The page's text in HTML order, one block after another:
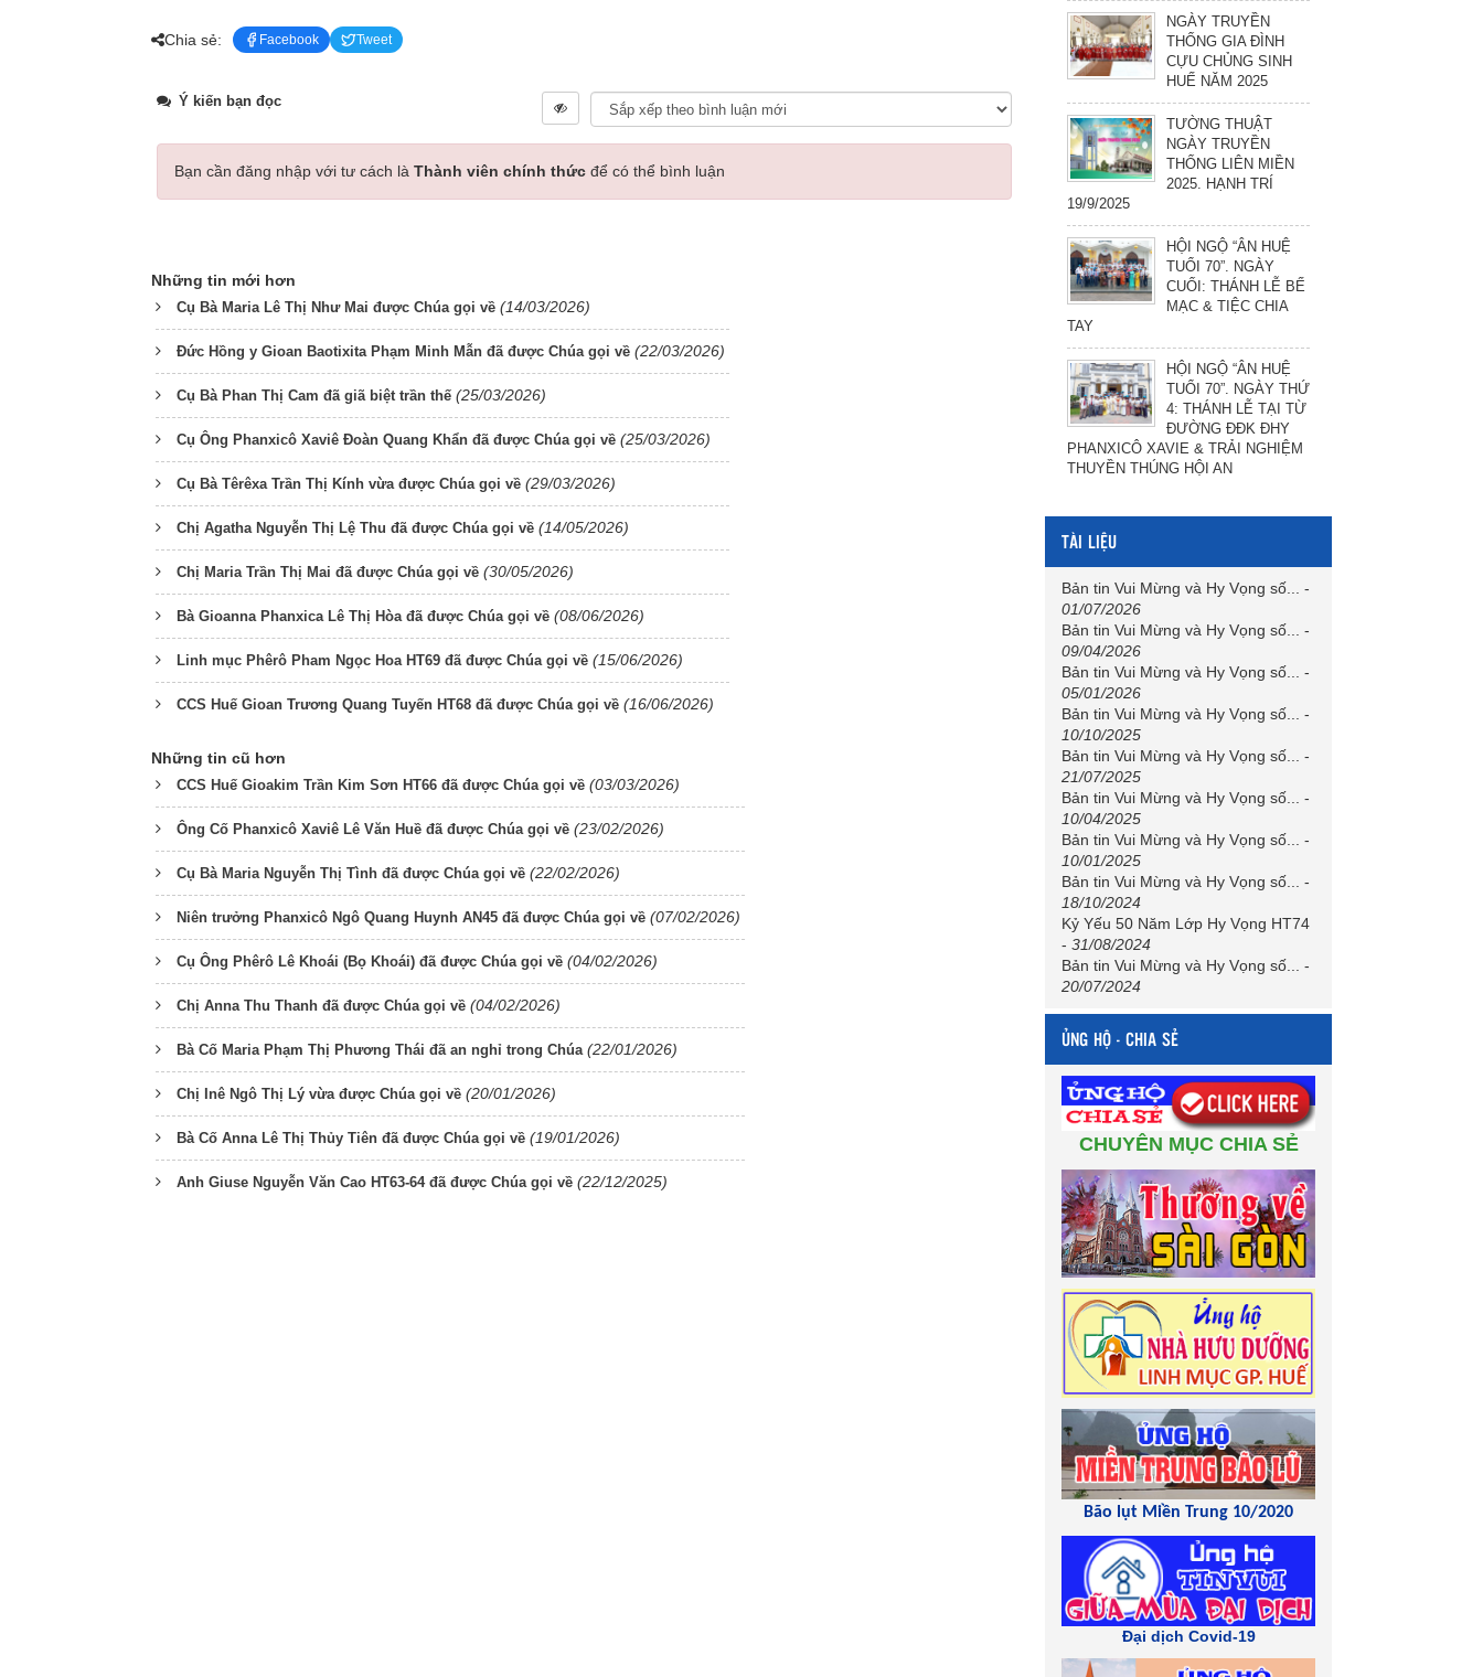
Chia sẻ: Facebook Tweet
Ý kiến bạn đọc
Bạn cần đăng nhập với tư cách là Thành viên chính thức để có thể bình luận
Những tin mới hơn
Cụ Bà Maria Lê Thị Như Mai được Chúa gọi về (14/03/2026)
Đức Hồng y Gioan Baotixita Phạm Minh Mẫn đã được Chúa gọi về (22/03/2026)
Cụ Bà Phan Thị Cam đã giã biệt trần thế (25/03/2026)
Cụ Ông Phanxicô Xaviê Đoàn Quang Khẩn đã được Chúa gọi về (25/03/2026)
Cụ Bà Têrêxa Trần Thị Kính vừa được Chúa gọi về (29/03/2026)
Chị Agatha Nguyễn Thị Lệ Thu đã được Chúa gọi về (14/05/2026)
Chị Maria Trần Thị Mai đã được Chúa gọi về (30/05/2026)
Bà Gioanna Phanxica Lê Thị Hòa đã được Chúa gọi về (08/06/2026)
Linh mục Phêrô Pham Ngọc Hoa HT69 đã được Chúa gọi về (15/06/2026)
CCS Huế Gioan Trương Quang Tuyến HT68 đã được Chúa gọi về (16/06/2026)
Những tin cũ hơn
CCS Huế Gioakim Trần Kim Sơn HT66 đã được Chúa gọi về (03/03/2026)
Ông Cố Phanxicô Xaviê Lê Văn Huề đã được Chúa gọi về (23/02/2026)
Cụ Bà Maria Nguyễn Thị Tình đã được Chúa gọi về (22/02/2026)
Niên trưởng Phanxicô Ngô Quang Huynh AN45 đã được Chúa gọi về (07/02/2026)
Cụ Ông Phêrô Lê Khoái (Bọ Khoái) đã được Chúa gọi về (04/02/2026)
Chị Anna Thu Thanh đã được Chúa gọi về (04/02/2026)
Bà Cố Maria Phạm Thị Phương Thái đã an nghỉ trong Chúa (22/01/2026)
Chị Inê Ngô Thị Lý vừa được Chúa gọi về (20/01/2026)
Bà Cố Anna Lê Thị Thủy Tiên đã được Chúa gọi về (19/01/2026)
Anh Giuse Nguyễn Văn Cao HT63-64 đã được Chúa gọi về (22/12/2025)
NGÀY TRUYỀN
THỐNG GIA ĐÌNH
CỰU CHỦNG SINH
HUẾ NĂM 2025
TƯỜNG THUẬT
NGÀY TRUYỀN
THỐNG LIÊN MIỀN
2025. HẠNH TRÍ
19/9/2025
HỘI NGỘ “ÂN HUỆ
TUỔI 70”. NGÀY
CUỐI: THÁNH LỄ BẾ
MẠC & TIỆC CHIA
TAY
HỘI NGỘ “ÂN HUỆ
TUỔI 70”. NGÀY THỨ
4: THÁNH LỄ TẠI TỪ
ĐƯỜNG ĐĐK ĐHY
PHANXICÔ XAVIE & TRẢI NGHIỆM
THUYỀN THÚNG HỘI AN
TÀI LIỆU
Bản tin Vui Mừng và Hy Vọng số...
-
01/07/2026
Bản tin Vui Mừng và Hy Vọng số...
-
09/04/2026
Bản tin Vui Mừng và Hy Vọng số...
-
05/01/2026
Bản tin Vui Mừng và Hy Vọng số...
-
10/10/2025
Bản tin Vui Mừng và Hy Vọng số...
-
21/07/2025
Bản tin Vui Mừng và Hy Vọng số...
-
10/04/2025
Bản tin Vui Mừng và Hy Vọng số...
-
10/01/2025
Bản tin Vui Mừng và Hy Vọng số...
-
18/10/2024
Kỷ Yếu 50 Năm Lớp Hy Vọng HT74
- 31/08/2024
Bản tin Vui Mừng và Hy Vọng số...
-
20/07/2024
ỦNG HỘ - CHIA SẺ
CHUYÊN MỤC CHIA SẺ
Bão lụt Miền Trung 10/2020
Đại dịch Covid-19